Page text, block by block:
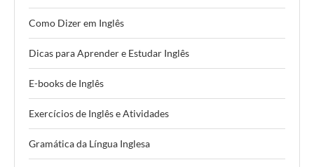
Como Dizer em Inglês
Dicas para Aprender e Estudar Inglês
E-books de Inglês
Exercícios de Inglês e Atividades
Gramática da Língua Inglesa